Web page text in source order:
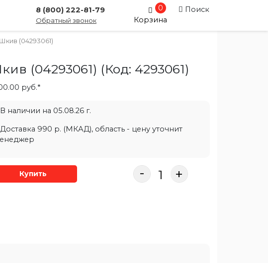
8 (800) 222-81-79
Обратный звонок
0
Корзина
Поиск
Шкив (04293061)
(04293061) (Код: 4293061)
руб.*
В наличии на 05.08.26 г.
Доставка 990 р. (МКАД), область - цену уточнит
Купить - +